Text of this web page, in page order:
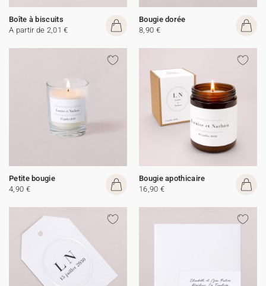
Boîte à biscuits
A partir de 2,01 €
Bougie dorée
8,90 €
Petite bougie
4,90 €
Bougie apothicaire
16,90 €